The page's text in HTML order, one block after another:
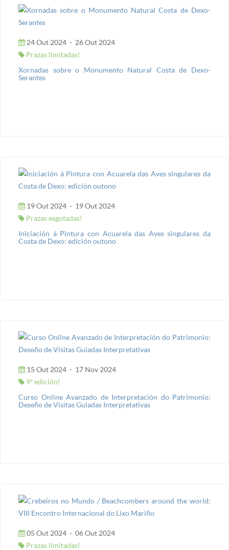
24 Out 2024 - 26 Out 2024
Prazas limitadas!
Xornadas sobre o Monumento Natural Costa de Dexo-
Serantes
19 Out 2024 - 19 Out 2024
Prazas esgotadas!
Iniciación á Pintura con Acuarela das Aves singulares da
Costa de Dexo: edición outono
15 Out 2024 - 17 Nov 2024
9ª edición!
Curso Online Avanzado de Interpretación do Patrimonio:
Deseño de Visitas Guiadas Interpretativas
05 Out 2024 - 06 Out 2024
Prazas limitadas!